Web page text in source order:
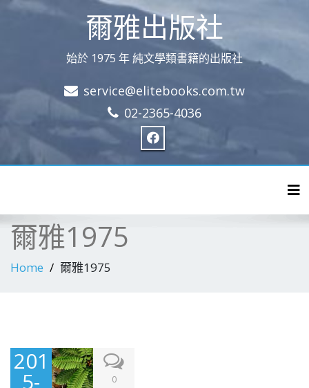
爾雅出版社
始於 1975 年 純文學類書籍的出版社
service@elitebooks.com.tw
02-2365-4036
爾雅1975
Home 爾雅1975
201
5- 0